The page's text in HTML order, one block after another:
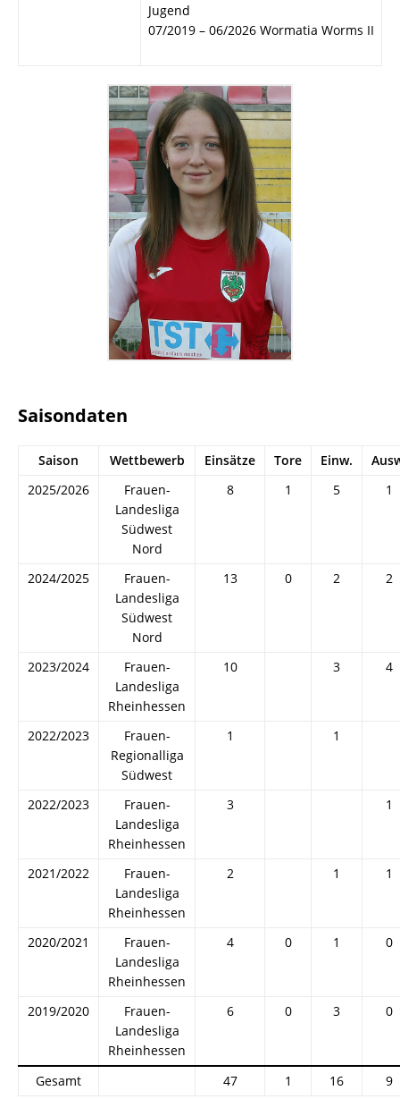
Jugend
07/2019 – 06/2026 Wormatia Worms II
Saisondaten
Saison Wettbewerb Einsätze Tore Einw.
2025/2026
Frauen-
Landesliga
Südwest
Nord
8 1 5 1
2024/2025
Frauen-
Landesliga
Südwest
Nord
13 0 2 2
2023/2024
Frauen-
Landesliga
Rheinhessen
10 3 4
2022/2023
Frauen-
Regionalliga
Südwest
1 1
2022/2023
Frauen-
Landesliga
Rheinhessen
3 1
2021/2022
Frauen-
Landesliga
Rheinhessen
2 1 1
2020/2021
Frauen-
Landesliga
Rheinhessen
4 0 1 0
2019/2020
Frauen-
Landesliga
Rheinhessen
6 0 3 0
Gesamt 47 1 16 9